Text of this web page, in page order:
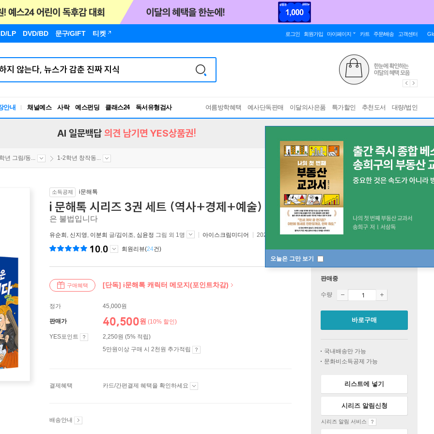
LP DVD/BD 문구/GIFT 티켓 로그인 회원가입 마이페이지 카트 주문/배송 고객센터
안내 채널예스 사락 예스펀딩 클래스24
독서유형검사
RBTI Lab
여름방학혜택 예사단독판매 이달의사은품 특가할인 추천도서 대량/법인
오늘은 그만 보기
AI 일문백답 의견 남기면 YES상품권!
년 그림/동... 1-2학년 창작동...
소득공제 i문해톡
i 문해톡 시리즈 3권 세트 (역사+경제+예술)
고무신 어항 + 나랑 거래할래? + 인간의 음악
은 불법입니다
유순희 , 신지영, 이분희 글/김이조, 심윤정 그림 외 1명 아이스크림미디어 2026년 06월 23일
10.0 회원리뷰(24건)
구매혜택 [단독] i문해톡 캐릭터 메모지(포인트차감)
정가 45,000원
판매가 40,500원 (10% 할인)
YES포인트
2,250원 (5% 적립)
5만원이상 구매 시 2천원 추가적립
결제혜택 카드/간편결제 혜택을 확인하세요
배송안내
판매중
수량
바로구매
국내배송만 가능
문화비소득공제 가능
리스트에 넣기
시리즈 알림신청
시리즈 알림 서비스